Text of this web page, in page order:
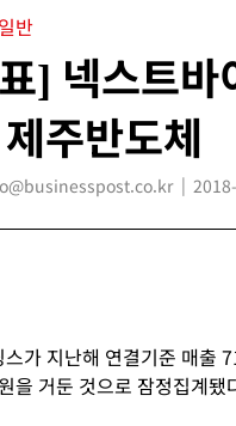
반
] 넥스트
주반도체
가 지난해 연결기준 매출
을 거둔 것으로 잠정집계됐